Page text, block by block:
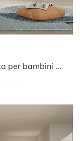
Clicca e scopri di più sulla cameretta per bambini Volo Kid C036! Le Camerette con letti a castello Colombini Casa ti attendono.